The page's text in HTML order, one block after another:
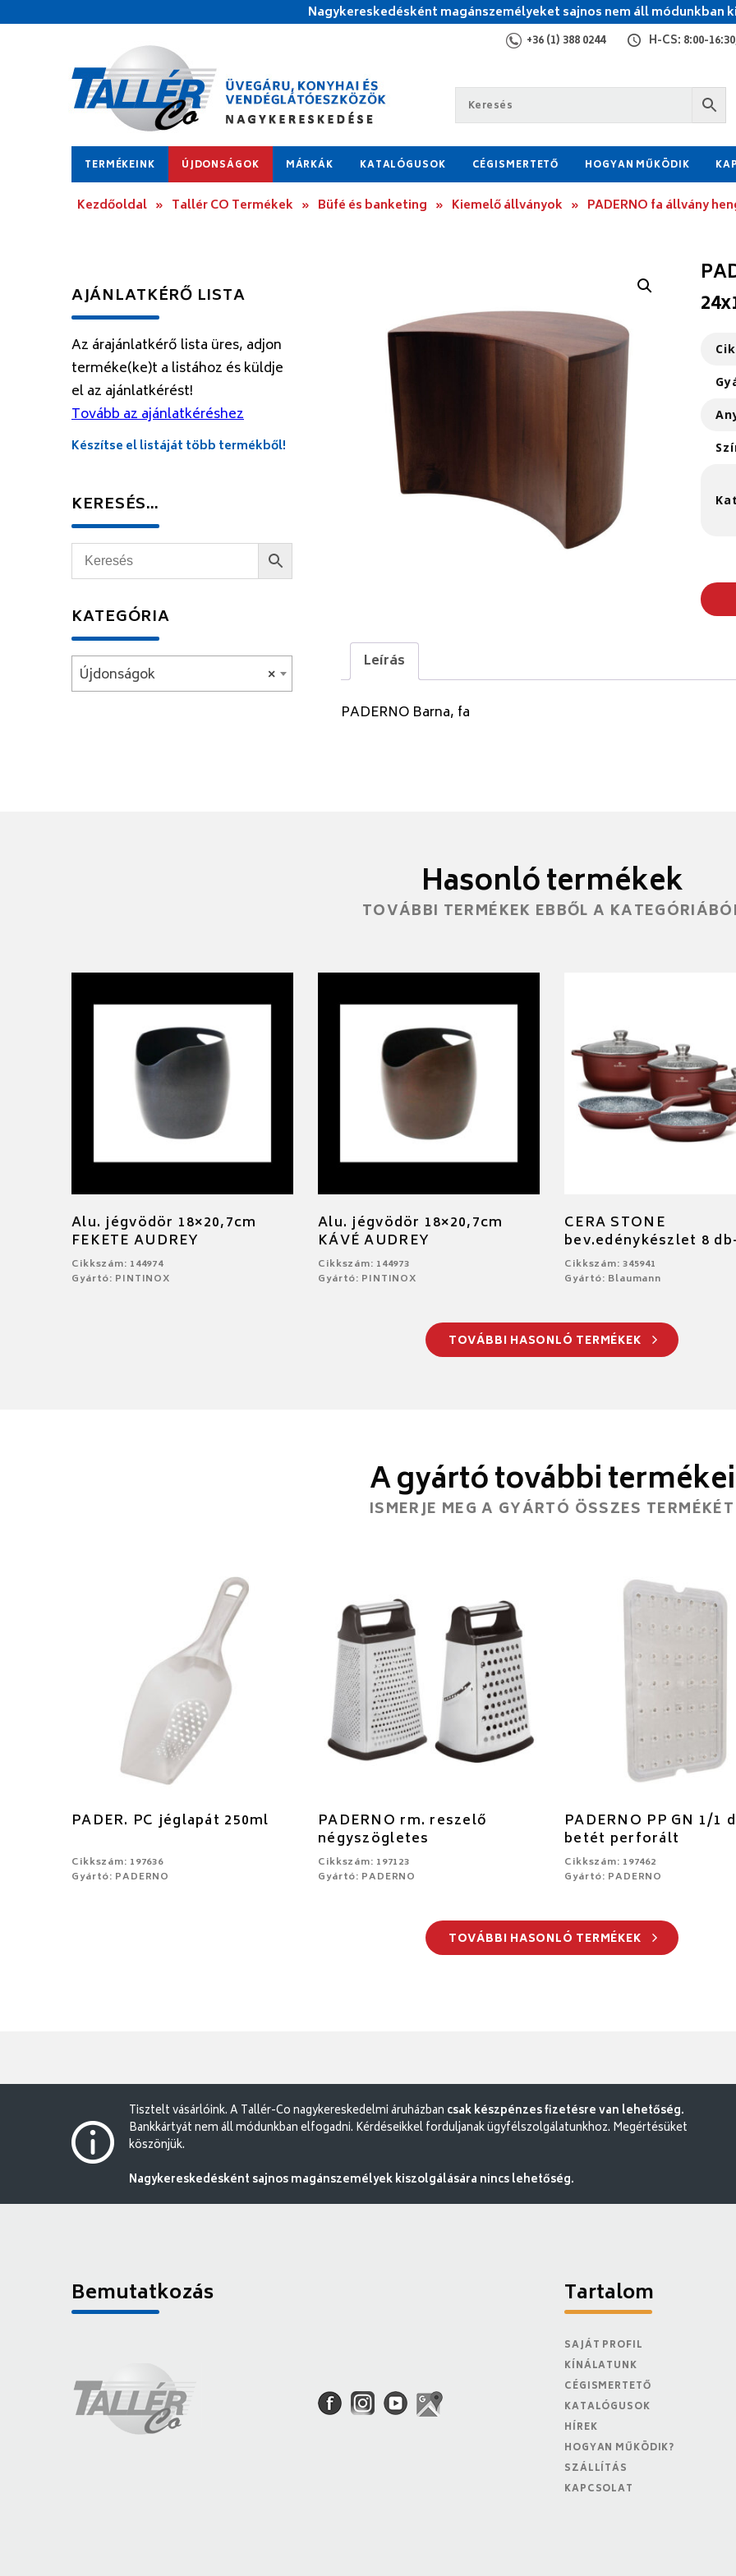
Nagykereskedésként magánszemélyeket sajnos nem áll módunkban
+36 (1) 388 0244 H-CS: 8:00-
TERMÉKEINK ÚJDONSÁGOK MÁRKÁK KATALÓGUSOK CÉGISMERTETŐ HOGYAN MŰKÖDIK
Kezdőoldal » Tallér CO Termékek » Büfé és banketing » Kiemelő állványok » PADERNO fa állvány
Leírás
PADERNO Barna, fa
AJÁNLATKÉRŐ LISTA
Az árajánlatkérő lista üres, adjon
terméke(ke)t a listához és küldje
el az ajánlatkérést!
Tovább az ajánlatkéréshez
Készítse el listáját több termékből!
KERESÉS…
KATEGÓRIA
×
Újdonságok
Hasonló termékek
TOVÁBBI TERMÉKEK EBBŐL A
Alu. jégvödör 18×20,7cm
FEKETE AUDREY
Cikkszám: 144974
Gyártó: PINTINOX
Alu. jégvödör 18×20,7cm
KÁVÉ AUDREY
Cikkszám: 144973
Gyártó: PINTINOX
CERA STONE
bev.edénykészlet 8
Cikkszám: 345941
Gyártó: Blaumann
TOVÁBBI HASONLÓ TERMÉKEK
A gyártó további termékei
ISMERJE MEG A GYÁRTÓ ÖSSZES TERMÉKÉT
PADER. PC jéglapát 250ml
Cikkszám: 197636
Gyártó: PADERNO
PADERNO rm. reszelő
négyszögletes
Cikkszám: 197123
Gyártó: PADERNO
PADERNO PP GN 1/1
betét perforált
Cikkszám: 197462
Gyártó: PADERNO
TOVÁBBI HASONLÓ TERMÉKEK
Tisztelt vásárlóink. A Tallér-Co nagykereskedelmi áruházban csak készpénzes fizetésre van lehetőség.
Bankkártyát nem áll módunkban elfogadni. Kérdéseikkel forduljanak ügyfélszolgálatunkhoz. Megértésüket
köszönjük.
Nagykereskedésként sajnos magánszemélyek kiszolgálására nincs lehetőség.
Bemutatkozás Tartalom
SAJÁT PROFIL
KÍNÁLATUNK
CÉGISMERTETŐ
KATALÓGUSOK
HÍREK
HOGYAN MŰKÖDIK?
SZÁLLÍTÁS
KAPCSOLAT